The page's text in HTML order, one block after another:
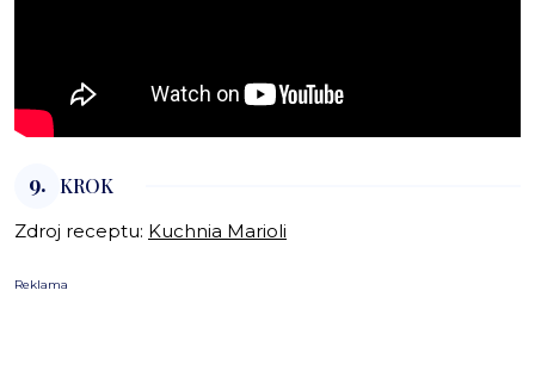
9. KROK
Zdroj receptu: Kuchnia Marioli
Reklama